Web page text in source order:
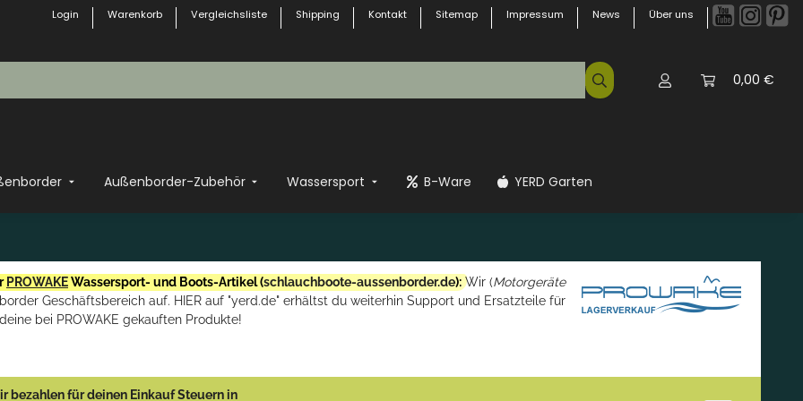
Login Warenkorb Vergleichsliste Shipping Kontakt Sitemap Impressum News Über uns
0,00 €
Außenborder-Zubehör Wassersport B-Ware YERD Garten
PROWAKEWassersport- und Boots-Artikel (schlauchboote-aussenborder.de): Wir (Motorgeräte
Geschäftsbereich auf. HIER auf "yerd.de" erhältst du weiterhin Support und Ersatzteile für
deine bei PROWAKE gekauften Produkte!
bezahlen für deinen Einkauf Steuern in